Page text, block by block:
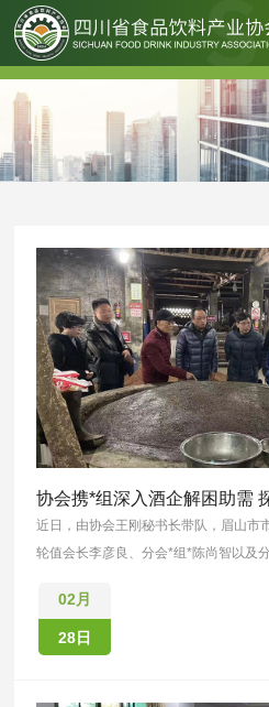
协会携*组深入酒企解困助需
近日，由协会王刚秘书长带队，眉山市
轮值会长李彦良、分会*组*陈尚智以及
02月
28日